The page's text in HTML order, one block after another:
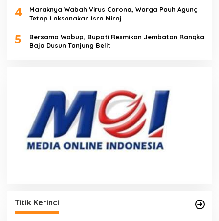
4
Maraknya Wabah Virus Corona, Warga Pauh Agung
Tetap Laksanakan Isra Miraj
5
Bersama Wabup, Bupati Resmikan Jembatan Rangka
Baja Dusun Tanjung Belit
Titik Kerinci